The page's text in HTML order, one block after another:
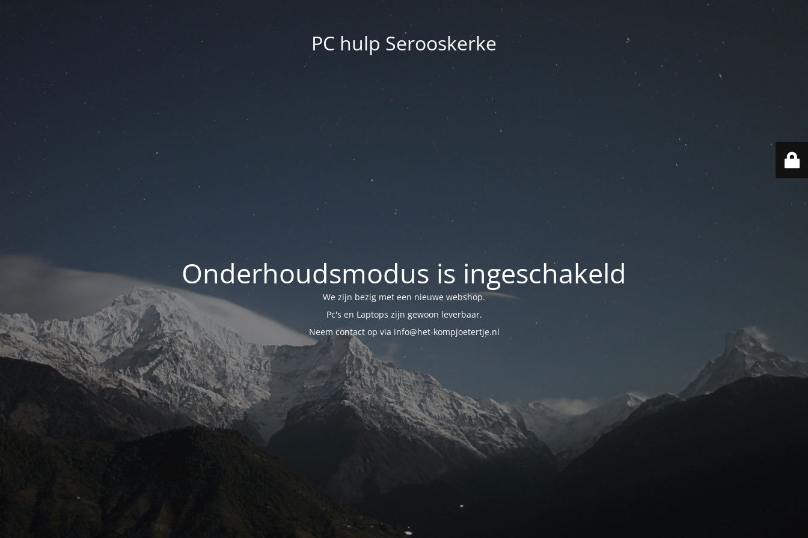
PC hulp Serooskerke
Onderhoudsmodus is ingeschakeld
We zijn bezig met een nieuwe webshop.
Pc's en Laptops zijn gewoon leverbaar.
Neem contact op via info@het-kompjoetertje.nl